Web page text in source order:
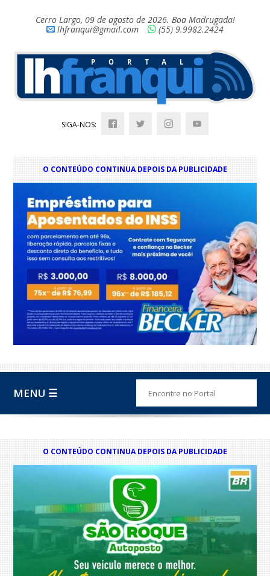
Cerro Largo, 09 de agosto de 2026. Boa Madrugada!
lhfranqui@gmail.com
(55) 9.9982.2424
SIGA-NOS:
O CONTEÚDO CONTINUA DEPOIS DA PUBLICIDADE
MENU ☰
O CONTEÚDO CONTINUA DEPOIS DA PUBLICIDADE